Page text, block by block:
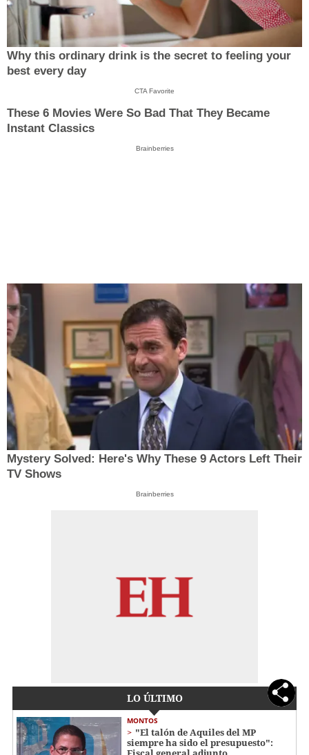
Why this ordinary drink is the secret to feeling your
best every day
CTA Favorite
These 6 Movies Were So Bad That They Became
Instant Classics
Brainberries
Mystery Solved: Here's Why These 9 Actors Left Their
TV Shows
Brainberries
LO ÚLTIMO
MONTOS
"El talón de Aquiles del MP
siempre ha sido el presupuesto":